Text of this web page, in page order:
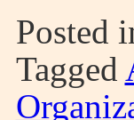
Posted
Tagged